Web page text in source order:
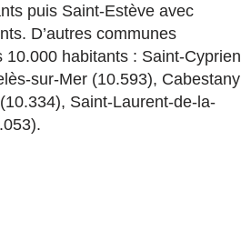
puis Saint-Estève avec
D’autres communes
10.000 habitants : Saint-Cyprien
sur-Mer (10.593), Cabestany
Saint-Laurent-de-la-